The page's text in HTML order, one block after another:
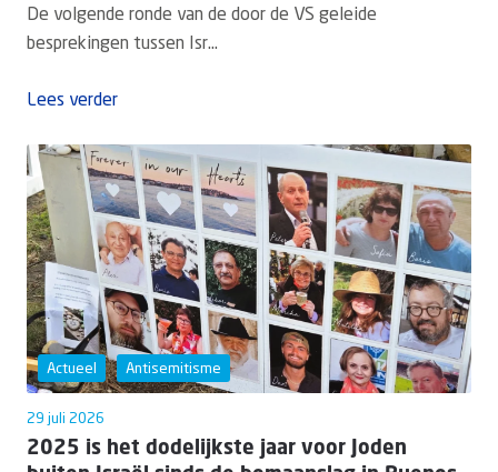
De volgende ronde van de door de VS geleide
besprekingen tussen Isr...
Lees verder
Actueel Antisemitisme
29 juli 2026
2025 is het dodelijkste jaar voor Joden